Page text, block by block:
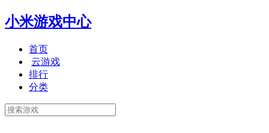
小米游戏中心
首页
云游戏
排行
分类